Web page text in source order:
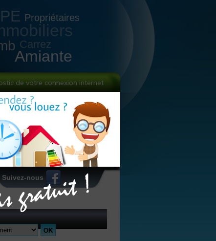
Propriétaires
Carrez
Amiante
de votre connexion internet
Suivez-nous